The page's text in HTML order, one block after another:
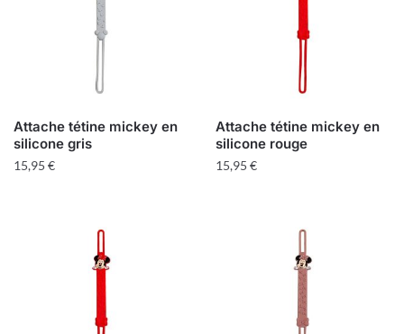
Attache tétine mickey en
silicone gris
15,95 €
Attache tétine mickey en
silicone rouge
15,95 €